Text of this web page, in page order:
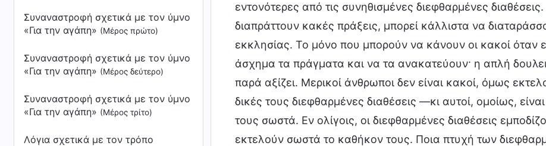
Συναναστροφή σχετικά με τον ύμνο
«Για την αγάπη» (Μέρος πρώτο)
Συναναστροφή σχετικά με τον ύμνο
«Για την αγάπη» (Μέρος δεύτερο)
Συναναστροφή σχετικά με τον ύμνο
«Για την αγάπη» (Μέρος τρίτο)
Λόγια σχετικά με τον τρόπο
εντονότερες από τις συνηθισμένες διεφθαρμένες
διαπράττουν κακές πράξεις, μπορεί κάλλιστα να
εκκλησίας. Το μόνο που μπορούν να κάνουν οι κακοί όταν
άσχημα τα πράγματα και να τα ανακατεύουν· η απλή
παρά αξίζει. Μερικοί άνθρωποι δεν είναι κακοί, όμως
δικές τους διεφθαρμένες διαθέσεις —κι αυτοί, ομοίως,
τους σωστά. Εν ολίγοις, οι διεφθαρμένες διαθέσεις
εκτελούν σωστά το καθήκον τους. Ποια πτυχή των